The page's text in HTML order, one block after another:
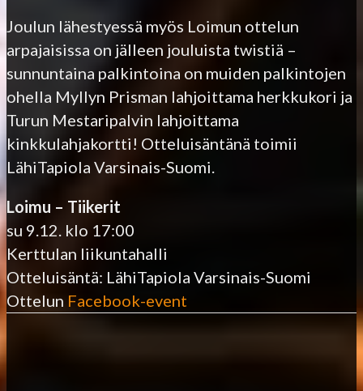
Joulun lähestyessä myös Loimun ottelun
arpajaisissa on jälleen jouluista twistiä –
sunnuntaina palkintoina on muiden palkintojen
ohella Myllyn Prisman lahjoittama herkkukori ja
Turun Mestaripalvin lahjoittama
kinkkulahjakortti! Otteluisäntänä toimii
LähiTapiola Varsinais-Suomi.
Loimu – Tiikerit
su 9.12. klo 17:00
Kerttulan liikuntahalli
Otteluisäntä: LähiTapiola Varsinais-Suomi
Ottelun Facebook-event